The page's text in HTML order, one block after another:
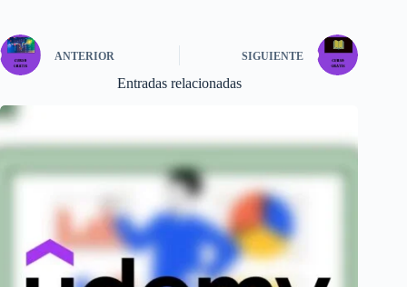
ANTERIOR SIGUIENTE
Entradas relacionadas